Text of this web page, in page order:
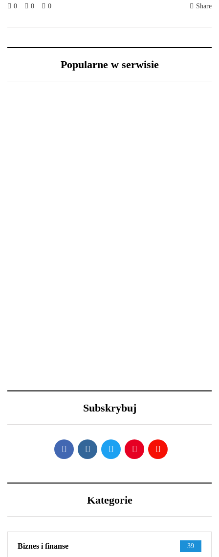
0 0 0 Share
Popularne w serwisie
Oto 4 sposoby na
porządki z Samsung
Subskrybuj
Kategorie
Biznes i finanse 39